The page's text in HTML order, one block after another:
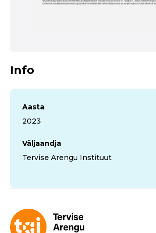
Info
Aasta
2023
Väljaandja
Tervise Arengu Instituut